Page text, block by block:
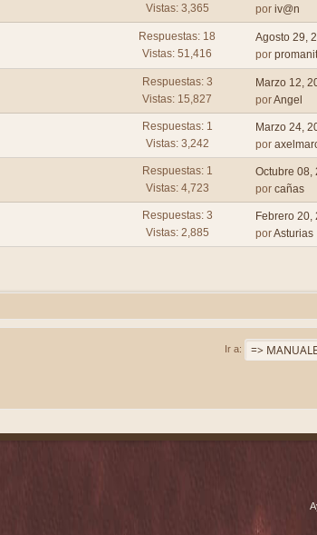
Vistas: 3,365
poriv@n
Respuestas: 18
Vistas: 51,416
Agosto 29,
por
Respuestas: 3
Vistas: 15,827
Marzo 12,
porAngel
Respuestas: 1
Vistas: 3,242
Marzo 24,
por
Respuestas: 1
Vistas: 4,723
Octubre 08,
porcañas
Respuestas: 3
Vistas: 2,885
Febrero 20,
porAsturias
Ir a